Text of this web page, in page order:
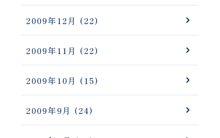
2009年12月 (22)
2009年11月 (22)
2009年10月 (15)
2009年9月 (24)